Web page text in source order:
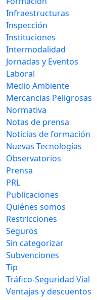
Infraestructuras
Inspección
Instituciones
Intermodalidad
Jornadas y Eventos
Laboral
Medio Ambiente
Mercancias Peligrosas
Normativa
Notas de prensa
Noticias de formación
Nuevas Tecnologías
Observatorios
Prensa
PRL
Publicaciones
Quiénes somos
Restricciones
Seguros
Sin categorizar
Subvenciones
Tip
Tráfico-Seguridad Vial
Ventajas y descuentos